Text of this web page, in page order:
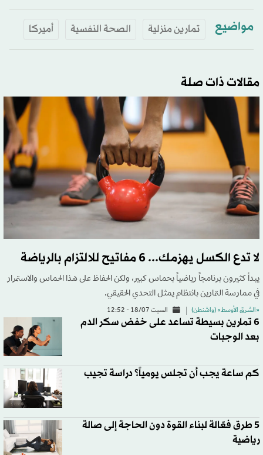
مواضيع تمارين منزلية الصحة النفسية أميركا
مقالات ذات صلة
لا تدع الكسل يهزمك... 6 مفاتيح للالتزام بالرياضة
يبدأ كثيرون برنامجاً رياضياً بحماس كبير، ولكن الحفاظ على هذا الحماس والاستمرار
في ممارسة التمارين بانتظام يمثل التحدي الحقيقي.
«الشرق الأوسط» (واشنطن) السبت 18/07 - 12:52
6 تمارين بسيطة تساعد على خفض سكر الدم
بعد الوجبات
كم ساعة يجب أن تجلس يومياً؟ دراسة تجيب
5 طرق فعّالة لبناء القوة دون الحاجة إلى صالة
رياضية